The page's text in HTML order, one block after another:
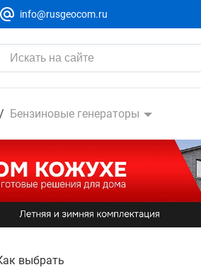
info@rusgeocom.ru
Бензиновые генераторы
выбрать